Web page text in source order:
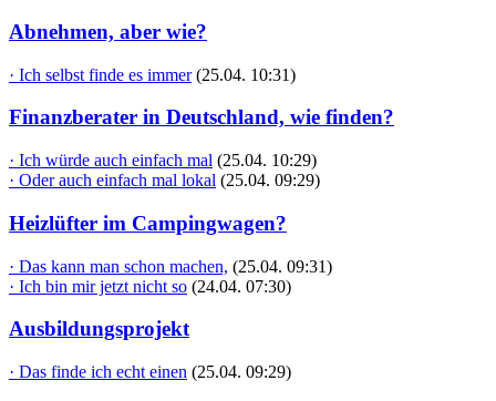
Abnehmen, aber wie?
· Ich selbst finde es immer (25.04. 10:31)
Finanzberater in Deutschland, wie finden?
· Ich würde auch einfach mal (25.04. 10:29)
· Oder auch einfach mal lokal (25.04. 09:29)
Heizlüfter im Campingwagen?
· Das kann man schon machen, (25.04. 09:31)
· Ich bin mir jetzt nicht so (24.04. 07:30)
Ausbildungsprojekt
· Das finde ich echt einen (25.04. 09:29)